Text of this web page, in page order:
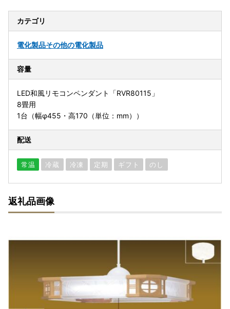
カテゴリ
電化製品その他の電化製品
容量
LED和風リモコンペンダント「RVR80115」
8畳用
1台（幅φ455・高170（単位：mm））
配送
常温 冷蔵 冷凍 定期 ギフト のし
返礼品画像